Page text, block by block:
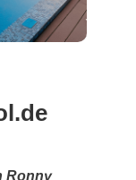
Ronny